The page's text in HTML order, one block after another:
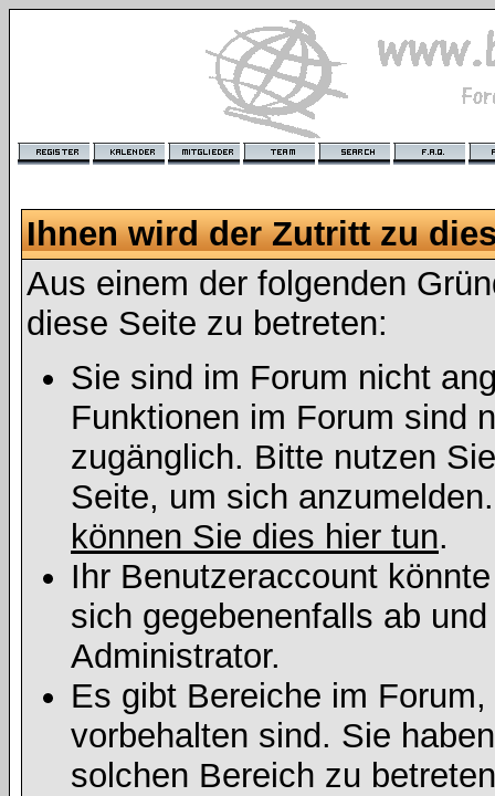
Ihnen wird der Zutritt zu
Aus einem der folgenden
diese Seite zu betreten:
Sie sind im Forum nicht
Funktionen im Forum sind
zugänglich. Bitte nutzen
Seite, um sich
können Sie dies hier tun.
Ihr Benutzeraccount
sich gegebenenfalls ab
Administrator.
Es gibt Bereiche im
vorbehalten sind. Sie
solchen Bereich zu